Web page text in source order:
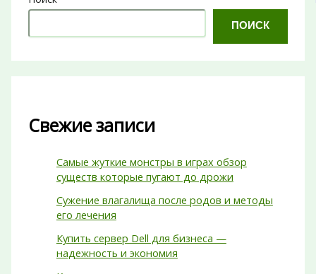
ПОИСК
Свежие записи
Самые жуткие монстры в играх обзор
существ которые пугают до дрожи
Сужение влагалища после родов и методы
его лечения
Купить сервер Dell для бизнеса —
надежность и экономия